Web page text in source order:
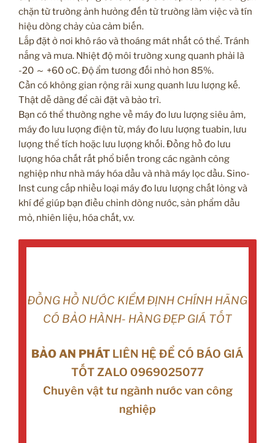
chặn từ trường ảnh hưởng đến từ trường làm việc và tín
hiệu dòng chảy của cảm biến.
Lắp đặt ở nơi khô ráo và thoáng mát nhất có thể. Tránh
nắng và mưa. Nhiệt độ môi trường xung quanh phải là
-20 ～ +60 oC. Độ ẩm tương đối nhỏ hơn 85%.
Cần có không gian rộng rãi xung quanh lưu lượng kế.
Thật dễ dàng để cài đặt và bảo trì.
Bạn có thể thường nghe về máy đo lưu lượng siêu âm,
máy đo lưu lượng điện từ, máy đo lưu lượng tuabin, lưu
lượng thể tích hoặc lưu lượng khối. Đồng hồ đo lưu
lượng hóa chất rất phổ biến trong các ngành công
nghiệp như nhà máy hóa dầu và nhà máy lọc dầu. Sino-
Inst cung cấp nhiều loại máy đo lưu lượng chất lỏng và
khí để giúp bạn điều chỉnh dòng nước, sản phẩm dầu
mỏ, nhiên liệu, hóa chất, v.v.
ĐỒNG HỒ NƯỚC KIỂM ĐỊNH CHÍNH HÃNG
CÓ BẢO HÀNH- HÀNG ĐẸP GIÁ TỐT
BẢO AN PHÁT LIÊN HỆ ĐỂ CÓ BÁO GIÁ
TỐT ZALO 0969025077
Chuyên vật tư ngành nước van công
nghiệp